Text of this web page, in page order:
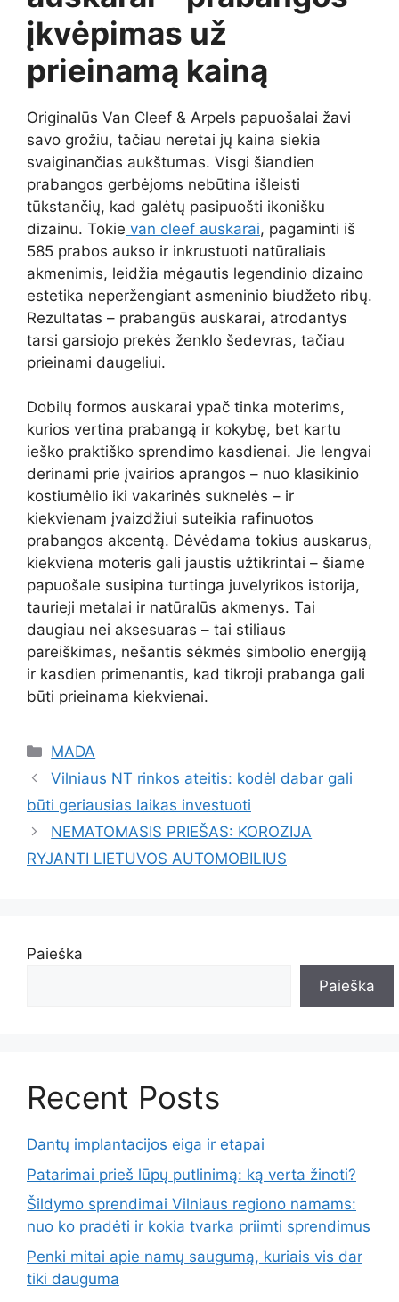
įkvėpimas už
prieinamą kainą
Originalūs Van Cleef & Arpels papuošalai žavi
savo grožiu, tačiau neretai jų kaina siekia
svaiginančias aukštumas. Visgi šiandien
prabangos gerbėjoms nebūtina išleisti
tūkstančių, kad galėtų pasipuošti ikonišku
dizainu. Tokie van cleef auskarai, pagaminti iš
585 prabos aukso ir inkrustuoti natūraliais
akmenimis, leidžia mėgautis legendinio dizaino
estetika neperžengiant asmeninio biudžeto ribų.
Rezultatas – prabangūs auskarai, atrodantys
tarsi garsiojo prekės ženklo šedevras, tačiau
prieinami daugeliui.
Dobilų formos auskarai ypač tinka moterims,
kurios vertina prabangą ir kokybę, bet kartu
ieško praktiško sprendimo kasdienai. Jie lengvai
derinami prie įvairios aprangos – nuo klasikinio
kostiumėlio iki vakarinės suknelės – ir
kiekvienam įvaizdžiui suteikia rafinuotos
prabangos akcentą. Dėvėdama tokius auskarus,
kiekviena moteris gali jaustis užtikrintai – šiame
papuošale susipina turtinga juvelyrikos istorija,
taurieji metalai ir natūralūs akmenys. Tai
daugiau nei aksesuaras – tai stiliaus
pareiškimas, nešantis sėkmės simbolio energiją
ir kasdien primenantis, kad tikroji prabanga gali
būti prieinama kiekvienai.
Kategorijos
MADA
Vilniaus NT rinkos ateitis: kodėl dabar gali
būti geriausias laikas investuoti
NEMATOMASIS PRIEŠAS: KOROZIJA
RYJANTI LIETUVOS AUTOMOBILIUS
Paieška
Paieška
Recent Posts
Dantų implantacijos eiga ir etapai
Patarimai prieš lūpų putlinimą: ką verta žinoti?
Šildymo sprendimai Vilniaus regiono namams:
nuo ko pradėti ir kokia tvarka priimti sprendimus
Penki mitai apie namų saugumą, kuriais vis dar
tiki dauguma